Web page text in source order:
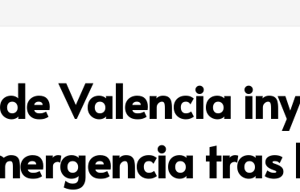
Valencia
tras